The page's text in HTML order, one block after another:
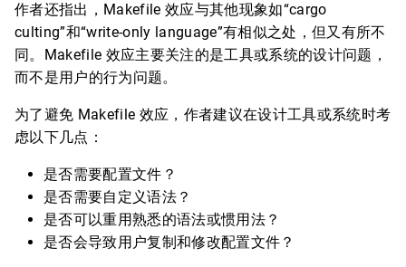
作者还指出，Makefile 效应与其他现象如“cargo
culting”和“write-only language”有相似之处，但又有所不
同。Makefile 效应主要关注的是工具或系统的设计问题，
而不是用户的行为问题。
为了避免 Makefile 效应，作者建议在设计工具或系统时考
虑以下几点：
是否需要配置文件？
是否需要自定义语法？
是否可以重用熟悉的语法或惯用法？
是否会导致用户复制和修改配置文件？